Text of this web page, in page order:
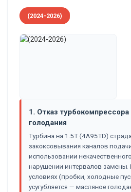
(2024-2026)
1. Отказ
голодания
Турбина на 1.5T (4A95TD)
закоксовывания каналов
использовании
нарушении интервалов замены.
условиях (пробки, холодные
усугубляется — масляное